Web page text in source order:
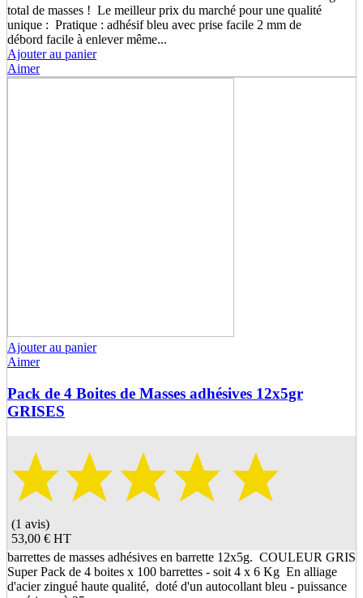
total de masses ! Le meilleur prix du marché pour une qualité
unique : Pratique : adhésif bleu avec prise facile 2 mm de
débord facile à enlever même...
Ajouter au panier
Aimer
Ajouter au panier
Aimer
Pack de 4 Boites de Masses adhésives 12x5gr
GRISES
(1 avis)
53,00 € HT
barrettes de masses adhésives en barrette 12x5g. COULEUR GRIS
Super Pack de 4 boites x 100 barrettes - soit 4 x 6 Kg En alliage
d'acier zingué haute qualité, doté d'un autocollant bleu - puissance